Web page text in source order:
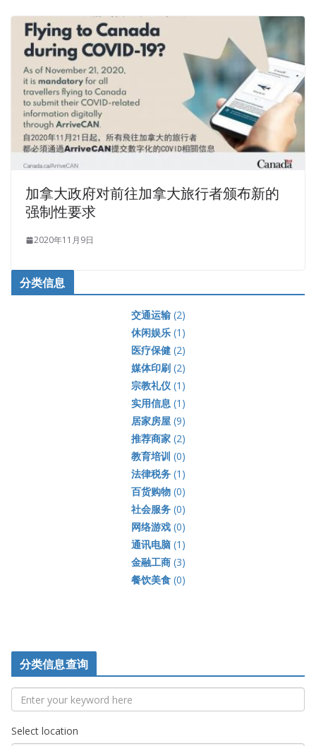
加拿大政府对前往加拿大旅行者颁布新的
强制性要求
2020年11月9日
分类信息
交通运输(2)
休闲娱乐(1)
医疗保健(2)
媒体印刷(2)
宗教礼仪(1)
实用信息(1)
居家房屋(9)
推荐商家(2)
教育培训 (0)
法律税务(1)
百货购物(0)
社会服务(0)
网络游戏(0)
通讯电脑(1)
金融工商(3)
餐饮美食(0)
分类信息查询
Select location